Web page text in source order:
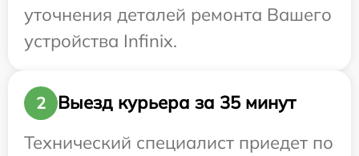
уточнения деталей ремонта Вашего
устройства Infinix.
2
Выезд курьера за 35 минут
Технический специалист приедет по